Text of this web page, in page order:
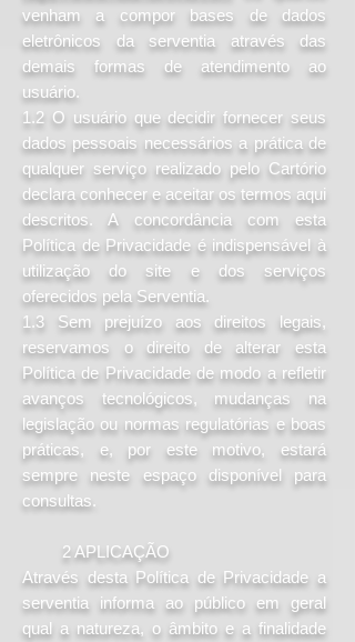
venham a compor bases de dados
eletrônicos da serventia através das
demais formas de atendimento ao
usuário.
1.2 O usuário que decidir fornecer seus
dados pessoais necessários a prática de
qualquer serviço realizado pelo Cartório
declara conhecer e aceitar os termos aqui
descritos. A concordância com esta
Política de Privacidade é indispensável à
utilização do site e dos serviços
oferecidos pela Serventia.
1.3 Sem prejuízo aos direitos legais,
reservamos o direito de alterar esta
Política de Privacidade de modo a refletir
avanços tecnológicos, mudanças na
legislação ou normas regulatórias e boas
práticas, e, por este motivo, estará
sempre neste espaço disponível para
consultas.
2 APLICAÇÃO
Através desta Política de Privacidade a
serventia informa ao público em geral
qual a natureza, o âmbito e a finalidade